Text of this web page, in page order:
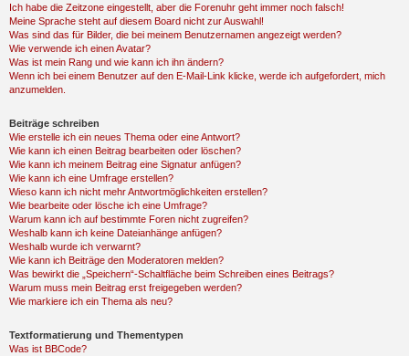
Ich habe die Zeitzone eingestellt, aber die Forenuhr geht immer noch falsch!
Meine Sprache steht auf diesem Board nicht zur Auswahl!
Was sind das für Bilder, die bei meinem Benutzernamen angezeigt werden?
Wie verwende ich einen Avatar?
Was ist mein Rang und wie kann ich ihn ändern?
Wenn ich bei einem Benutzer auf den E-Mail-Link klicke, werde ich aufgefordert, mich
anzumelden.
Beiträge schreiben
Wie erstelle ich ein neues Thema oder eine Antwort?
Wie kann ich einen Beitrag bearbeiten oder löschen?
Wie kann ich meinem Beitrag eine Signatur anfügen?
Wie kann ich eine Umfrage erstellen?
Wieso kann ich nicht mehr Antwortmöglichkeiten erstellen?
Wie bearbeite oder lösche ich eine Umfrage?
Warum kann ich auf bestimmte Foren nicht zugreifen?
Weshalb kann ich keine Dateianhänge anfügen?
Weshalb wurde ich verwarnt?
Wie kann ich Beiträge den Moderatoren melden?
Was bewirkt die „Speichern“-Schaltfläche beim Schreiben eines Beitrags?
Warum muss mein Beitrag erst freigegeben werden?
Wie markiere ich ein Thema als neu?
Textformatierung und Thementypen
Was ist BBCode?